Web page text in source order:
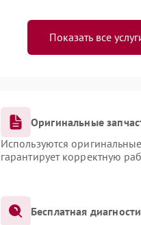
Показать все
Оригинальные
Используются
гарантирует корректную
Бесплатная